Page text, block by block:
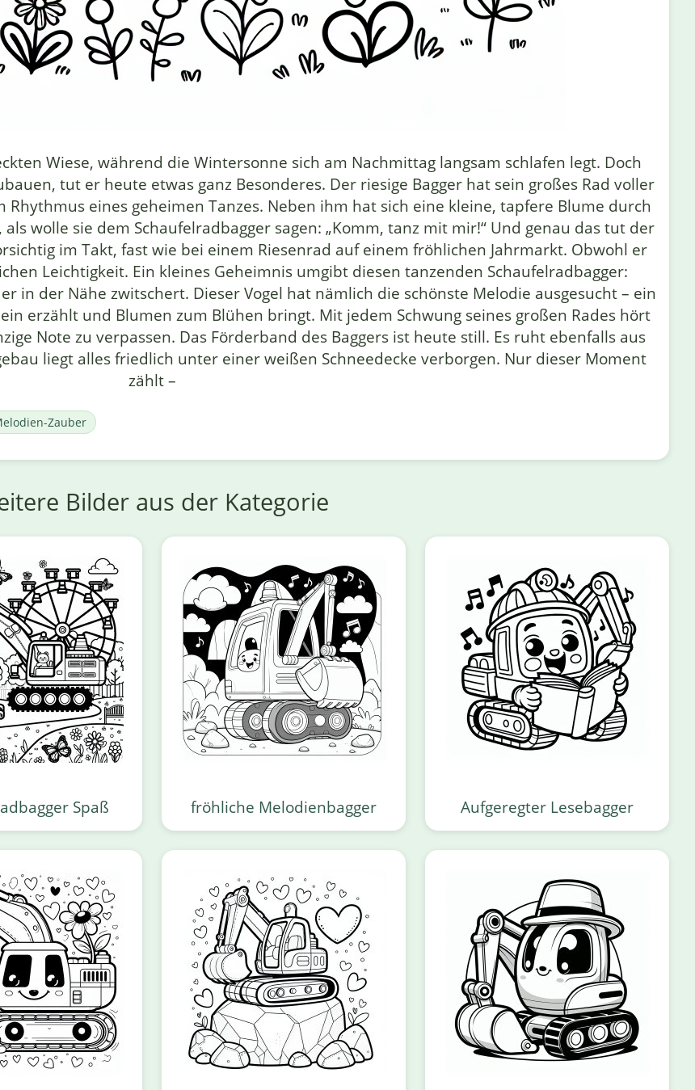
Wiese, während die Wintersonne sich am Nachmittag langsam schlafen legt. Doch
tut er heute etwas ganz Besonderes. Der riesige Bagger hat sein großes Rad voller
eines geheimen Tanzes. Neben ihm hat sich eine kleine, tapfere Blume durch
wolle sie dem Schaufelradbagger sagen: „Komm, tanz mit mir!“ Und genau das tut der
im Takt, fast wie bei einem Riesenrad auf einem fröhlichen Jahrmarkt. Obwohl er
Leichtigkeit. Ein kleines Geheimnis umgibt diesen tanzenden Schaufelradbagger:
in der Nähe zwitschert. Dieser Vogel hat nämlich die schönste Melodie ausgesucht – ein
erzählt und Blumen zum Blühen bringt. Mit jedem Schwung seines großen Rades hört
Note zu verpassen. Das Förderband des Baggers ist heute still. Es ruht ebenfalls aus
liegt alles friedlich unter einer weißen Schneedecke verborgen. Nur dieser Moment
zählt –
Zauber
Bilder aus der Kategorie
Spaß fröhliche Melodienbagger Aufgeregter Lesebagger